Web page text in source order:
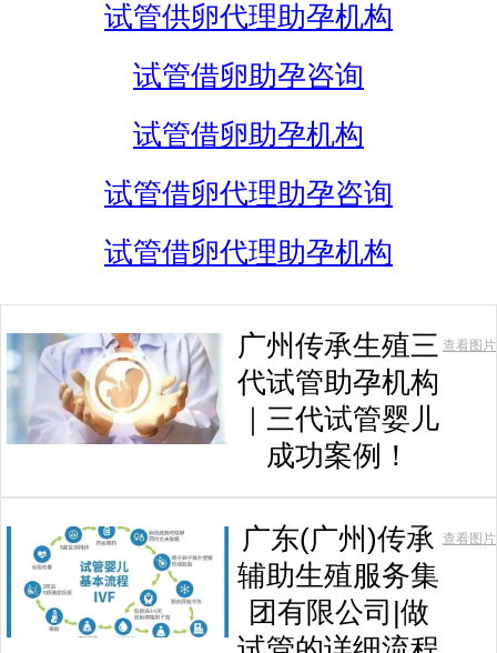
试管供卵代理助孕机构
试管借卵助孕咨询
试管借卵助孕机构
试管借卵代理助孕咨询
试管借卵代理助孕机构
广州传承生殖三
代试管助孕机构
｜三代试管婴儿
成功案例！
查看图片
广东(广州)传承
辅助生殖服务集
团有限公司|做
查看图片